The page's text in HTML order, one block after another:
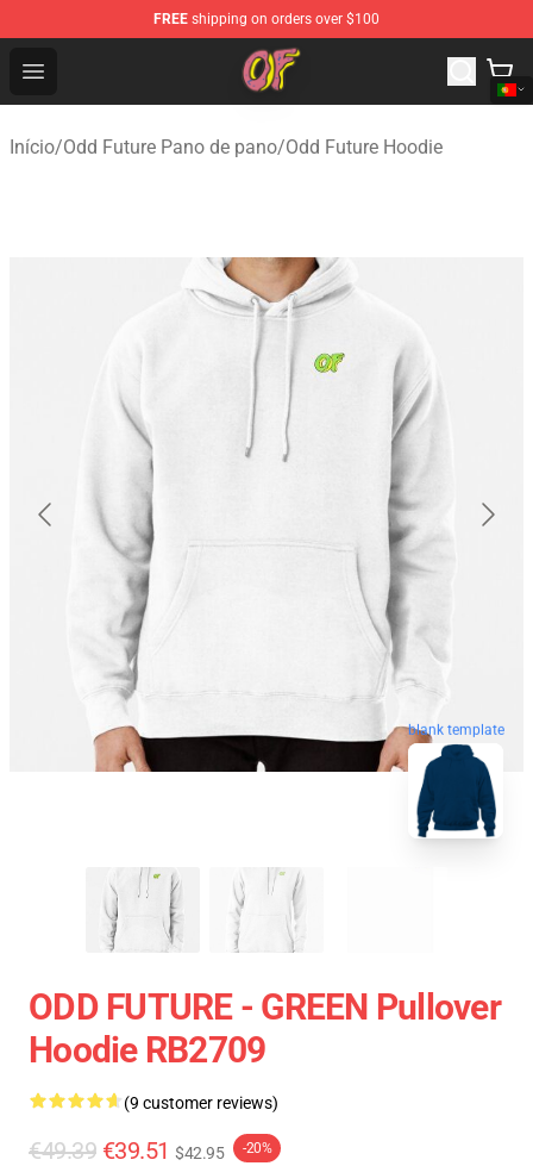
FREE shipping on orders over $100
Open menu
Odd Future Shop - Official Odd Future Merchandise Store
Início/Odd Future Pano de pano/Odd Future Hoodie
blank template
ODD FUTURE - GREEN Pullover
Hoodie RB2709
(9 customer reviews)
€49.39 €39.51 $42.95 -20%